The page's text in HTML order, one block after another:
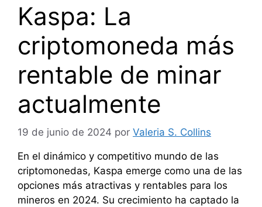
Kaspa: La
criptomoneda más
rentable de minar
actualmente
19 de junio de 2024 por Valeria S. Collins
En el dinámico y competitivo mundo de las
criptomonedas, Kaspa emerge como una de las
opciones más atractivas y rentables para los
mineros en 2024. Su crecimiento ha captado la